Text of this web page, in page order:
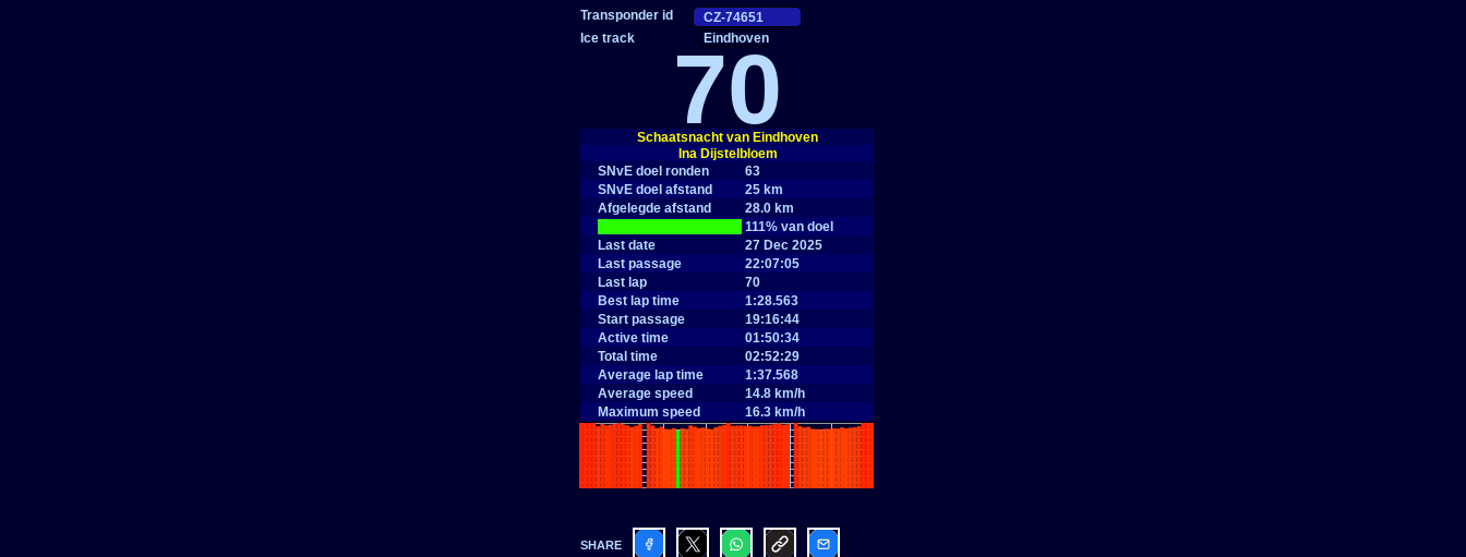
Eindhoven
70
Schaatsnacht van Eindhoven
Ina Dijstelbloem
SNvE doel ronden
63
SNvE doel afstand
25 km
Afgelegde afstand
28.0 km
111% van doel
Last date
27 Dec 2025
Last passage
22:07:05
Last lap
70
Best lap time
1:28.563
Start passage
19:16:44
Active time
01:50:34
Total time
02:52:29
Average lap time
1:37.568
Average speed
14.8 km/h
Maximum speed
16.3 km/h
SHARE